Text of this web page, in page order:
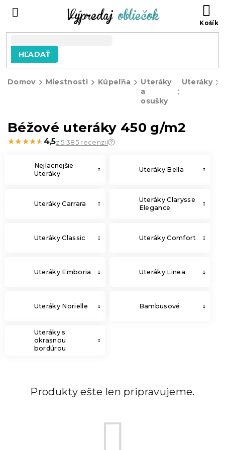
HĽADAŤ
Domov Miestnosti Kúpeľňa
Uteráky
a
osušky
Uteráky
Béžové uteráky 450 g/m2
★★★★★
★★★★★ 4,5z 5 385 recenzií
Nejlacnejšie
Uteráky
Uteráky Bella
Uteráky Carrara
Uteráky Clarysse
Elegance
Uteráky Classic Uteráky Comfort
Uteráky Emboria Uteráky Linea
Uteráky Norielle Bambusové
Uteráky s
okrasnou
bordúrou
Produkty ešte len pripravujeme.